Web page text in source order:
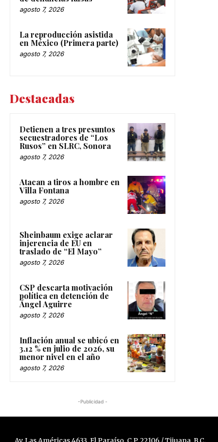
agosto 7, 2026
La reproducción asistida
en México (Primera parte)
agosto 7, 2026
Destacadas
Detienen a tres presuntos
secuestradores de “Los
Rusos” en SLRC, Sonora
agosto 7, 2026
Atacan a tiros a hombre en
Villa Fontana
agosto 7, 2026
Sheinbaum exige aclarar
injerencia de EU en
traslado de “El Mayo”
agosto 7, 2026
CSP descarta motivación
política en detención de
Ángel Aguirre
agosto 7, 2026
Inflación anual se ubicó en
3.12 % en julio de 2026, su
menor nivel en el año
agosto 7, 2026
-Publicidad -